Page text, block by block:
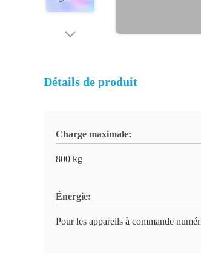
Détails de produit
Charge maximale:
800 kg
Énergie:
Pour les appareils à commande